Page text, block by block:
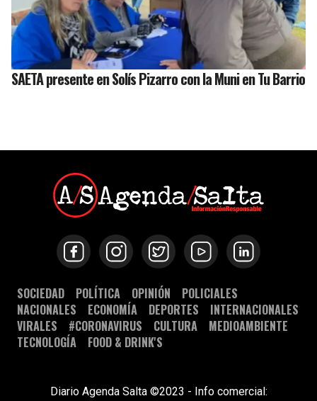
SAETA presente en Solís Pizarro con la Muni en Tu Barrio
SOCIEDAD POLÍTICA OPINIÓN
POLICIALES
NACIONALES
ECONOMÍA DEPORTES
INTERNACIONALES
VIRALES
#CORONAVIRUS CULTURA
MEDIOAMBIENTE
TECNOLOGÍA
FOOD & DRINK'S
Diario Agenda Salta ©2023 - Info comercial: